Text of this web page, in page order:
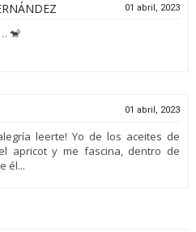
01 abril, 2023
🐒
01 abril, 2023
leerte! Yo de los aceites de
apricot y me fascina, dentro de
él...